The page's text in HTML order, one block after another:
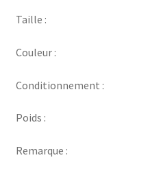
Taille :
Couleur :
Conditionnement :
Poids :
Remarque :